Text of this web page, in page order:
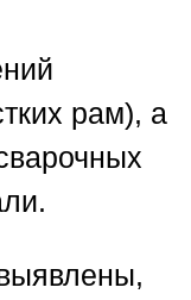
рам), а